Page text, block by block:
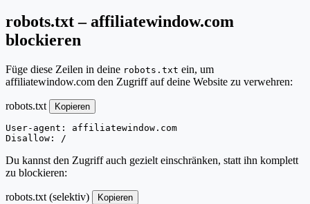
robots.txt – affiliatewindow.com
blockieren
Füge diese Zeilen in deine robots.txt ein, um
affiliatewindow.com den Zugriff auf deine Website zu verwehren:
robots.txt Kopieren
User-agent: affiliatewindow.com
Disallow: /
Du kannst den Zugriff auch gezielt einschränken, statt ihn komplett
zu blockieren:
robots.txt (selektiv) Kopieren